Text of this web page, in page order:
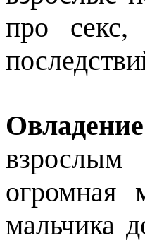
про
огромная
мальчика